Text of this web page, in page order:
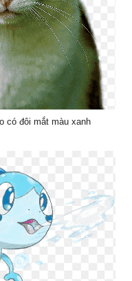
có đôi mắt màu xanh